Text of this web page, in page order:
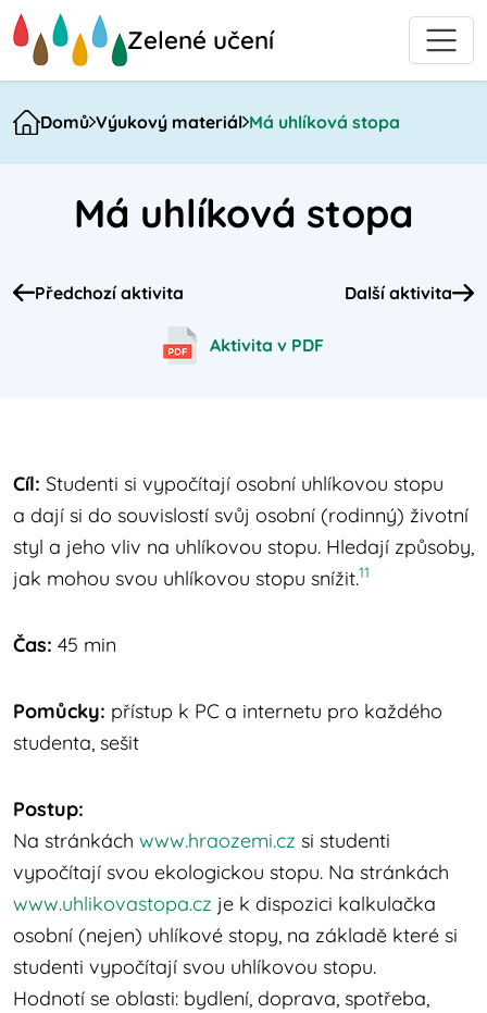
Přejít
na
hlavní
obsah
Zelené učení
Domů Výukový materiál Má uhlíková stopa
Má uhlíková stopa
Předchozí aktivita Další aktivita
Aktivita v PDF
Cíl: Studenti si vypočítají osobní uhlíkovou stopu
a dají si do souvislostí svůj osobní (rodinný) životní
styl a jeho vliv na uhlíkovou stopu. Hledají způsoby,
jak mohou svou uhlíkovou stopu snížit.11
Čas: 45 min
Pomůcky: přístup k PC a internetu pro každého
studenta, sešit
Postup:
Na stránkách www.hraozemi.cz si studenti
vypočítají svou ekologickou stopu. Na stránkách
www.uhlikovastopa.cz je k dispozici kalkulačka
osobní (nejen) uhlíkové stopy, na základě které si
studenti vypočítají svou uhlíkovou stopu.
Hodnotí se oblasti: bydlení, doprava, spotřeba,